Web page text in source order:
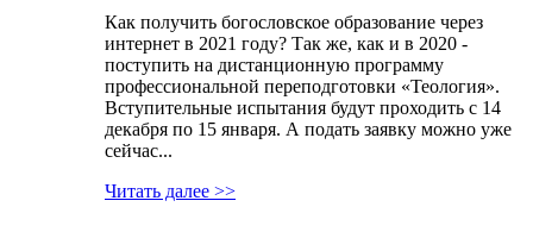
Как получить богословское образование через
интернет в 2021 году? Так же, как и в 2020 -
поступить на дистанционную программу
профессиональной переподготовки «Теология».
Вступительные испытания будут проходить с 14
декабря по 15 января. А подать заявку можно уже
сейчас...
Читать далее >>